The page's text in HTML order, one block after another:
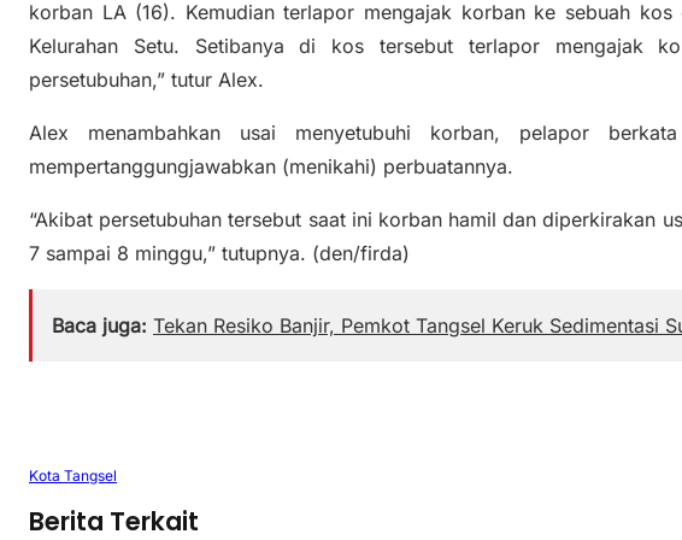
korban LA (16). Kemudian terlapor mengajak korban ke sebuah
Kelurahan Setu. Setibanya di kos tersebut terlapor mengajak
persetubuhan,” tutur Alex.
Alex menambahkan usai menyetubuhi korban, pelapor
mempertanggungjawabkan (menikahi) perbuatannya.
“Akibat persetubuhan tersebut saat ini korban hamil dan diperkirakan
7 sampai 8 minggu,” tutupnya. (den/firda)
Baca juga: Tekan Resiko Banjir, Pemkot Tangsel Keruk Sedimentasi
Kota Tangsel
Berita Terkait